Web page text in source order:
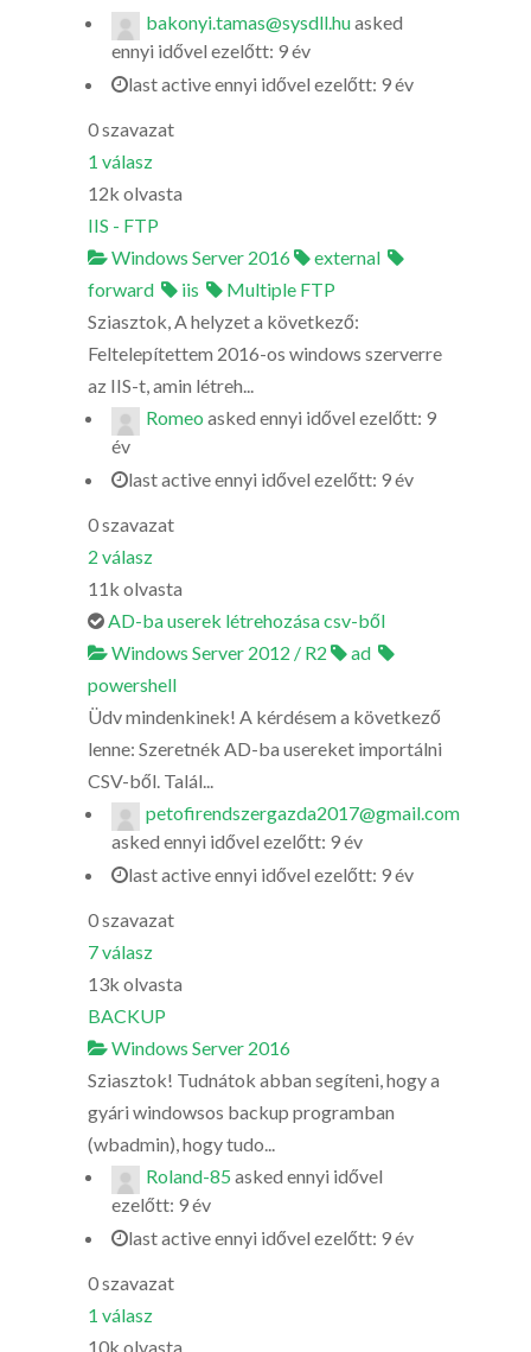
bakonyi.tamas@sysdll.huasked
ennyi idővel ezelőtt: 9 év
last active ennyi idővel ezelőtt: 9 év
0szavazat
1 válasz
12k olvasta
IIS - FTP
Windows Server 2016
external
forward
iis
Multiple FTP
Sziasztok, A helyzet a következő:
Feltelepítettem 2016-os windows szerverre
az IIS-t, amin létreh...
Romeo asked ennyi idővel ezelőtt: 9
év
last active ennyi idővel ezelőtt: 9 év
0szavazat
2 válasz
11k olvasta
AD-ba userek létrehozása csv-ből
Windows Server 2012 / R2
ad
powershell
Üdv mindenkinek! A kérdésem a következő
lenne: Szeretnék AD-ba usereket importálni
CSV-ből. Talál...
petofirendszergazda2017@gmail.com
asked ennyi idővel ezelőtt: 9 év
last active ennyi idővel ezelőtt: 9 év
0szavazat
7válasz
13k olvasta
BACKUP
Windows Server 2016
Sziasztok! Tudnátok abban segíteni, hogy a
gyári windowsos backup programban
(wbadmin), hogy tudo...
Roland-85 asked ennyi idővel
ezelőtt: 9 év
last active ennyi idővel ezelőtt: 9 év
0szavazat
1 válasz
10k olvasta